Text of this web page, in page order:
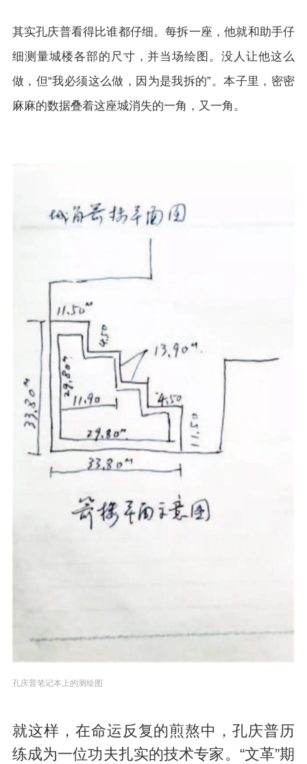
其实孔庆普看得比谁都仔细。每拆一座，他就和助手仔
细测量城楼各部的尺寸，并当场绘图。没人让他这么
做，但“我必须这么做，因为是我拆的”。本子里，密密
麻麻的数据叠着这座城消失的一角，又一角。
孔庆普笔记本上的测绘图
就这样，在命运反复的煎熬中，孔庆普历
练成为一位功夫扎实的技术专家。“文革”期